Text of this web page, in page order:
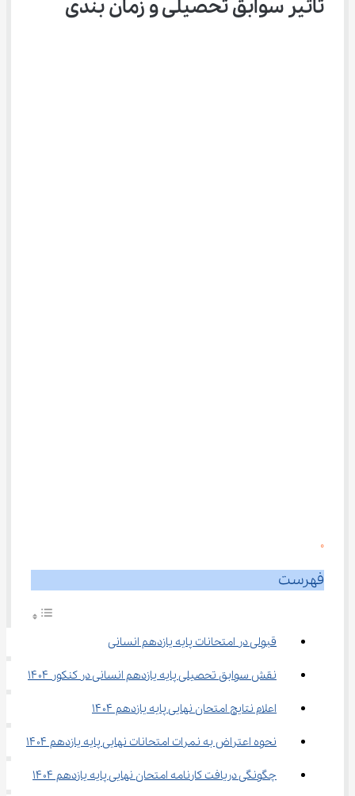
تاثیر سوابق تحصیلی و زمان بندی
0
فهرست
قبولی در امتحانات پایه یازدهم انسانی
نقش سوابق تحصیلی پایه یازدهم انسانی در کنکور ۱۴۰۴
اعلام نتایج امتحان نهایی پایه یازدهم ۱۴۰۴
نحوه اعتراض به نمرات امتحانات نهایی پایه یازدهم ۱۴۰۴
چگونگی دریافت کارنامه امتحان نهایی پایه یازدهم ۱۴۰۴